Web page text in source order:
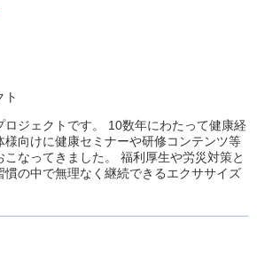
ト
ジェクトです。 10数年にわたって健康経
向けに健康セミナーや研修コンテンツ等
なってきました。 福利厚生や労災対策と
慣の中で無理なく継続できるエクササイズ